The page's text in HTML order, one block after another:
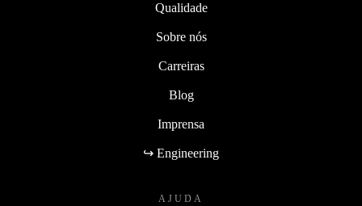
Qualidade
Sobre nós
Carreiras
Blog
Imprensa
↪ Engineering
AJUDA